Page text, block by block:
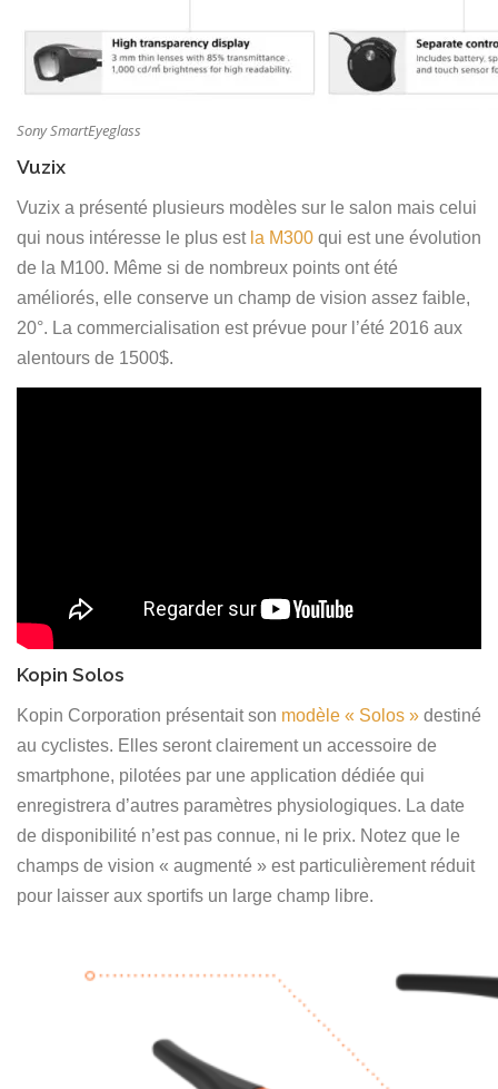
Sony SmartEyeglass
Vuzix
Vuzix a présenté plusieurs modèles sur le salon mais celui
qui nous intéresse le plus est la M300 qui est une évolution
de la M100. Même si de nombreux points ont été
améliorés, elle conserve un champ de vision assez faible,
20°. La commercialisation est prévue pour l’été 2016 aux
alentours de 1500$.
Kopin Solos
Kopin Corporation présentait son modèle « Solos » destiné
au cyclistes. Elles seront clairement un accessoire de
smartphone, pilotées par une application dédiée qui
enregistrera d’autres paramètres physiologiques. La date
de disponibilité n’est pas connue, ni le prix. Notez que le
champs de vision « augmenté » est particulièrement réduit
pour laisser aux sportifs un large champ libre.